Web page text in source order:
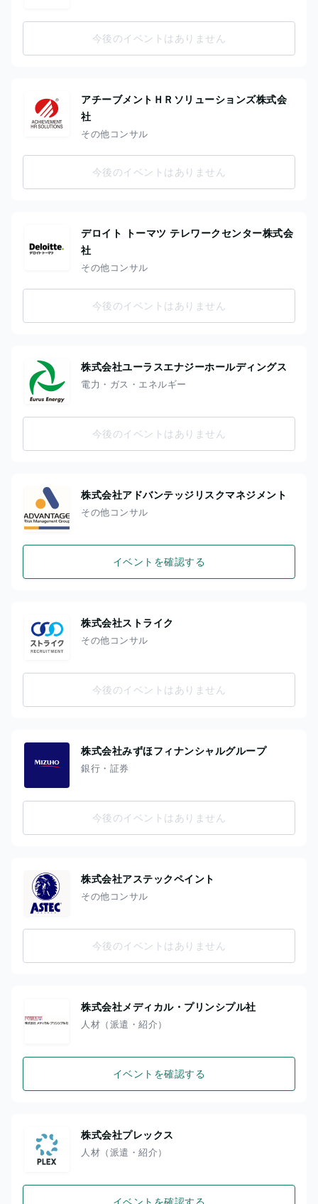
今後のイベントはありません
アチーブメントＨＲソリューションズ株式会
社
その他コンサル
今後のイベントはありません
デロイト トーマツ テレワークセンター株式会
社
その他コンサル
今後のイベントはありません
株式会社ユーラスエナジーホールディングス
電力・ガス・エネルギー
今後のイベントはありません
株式会社アドバンテッジリスクマネジメント
その他コンサル
イベントを確認する
株式会社ストライク
その他コンサル
今後のイベントはありません
株式会社みずほフィナンシャルグループ
銀行・証券
今後のイベントはありません
株式会社アステックペイント
その他コンサル
今後のイベントはありません
株式会社メディカル・プリンシプル社
人材（派遣・紹介）
イベントを確認する
株式会社プレックス
人材（派遣・紹介）